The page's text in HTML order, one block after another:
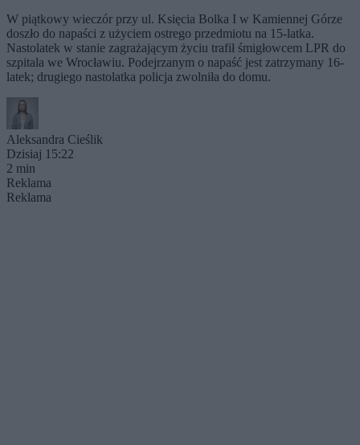
W piątkowy wieczór przy ul. Księcia Bolka I w Kamiennej Górze
doszło do napaści z użyciem ostrego przedmiotu na 15-latka.
Nastolatek w stanie zagrażającym życiu trafił śmigłowcem LPR do
szpitala we Wrocławiu. Podejrzanym o napaść jest zatrzymany 16-
latek; drugiego nastolatka policja zwolniła do domu.
Aleksandra Cieślik
Dzisiaj 15:22
2 min
Reklama
Reklama